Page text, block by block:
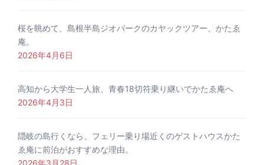
桜を眺めて、島根半島ジオパークのカヤックツアー、かたゑ
庵。
2026年4月6日
高知から大学生一人旅、青春18切符乗り継いでかたゑ庵へ
2026年4月3日
隠岐の島行くなら、フェリー乗り場近くのゲストハウスかた
ゑ庵に前泊がおすすめな理由。
2026年3月28日